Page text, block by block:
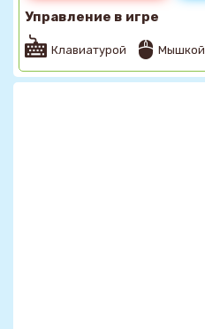
Управление в игре
Клавиатурой Мышкой